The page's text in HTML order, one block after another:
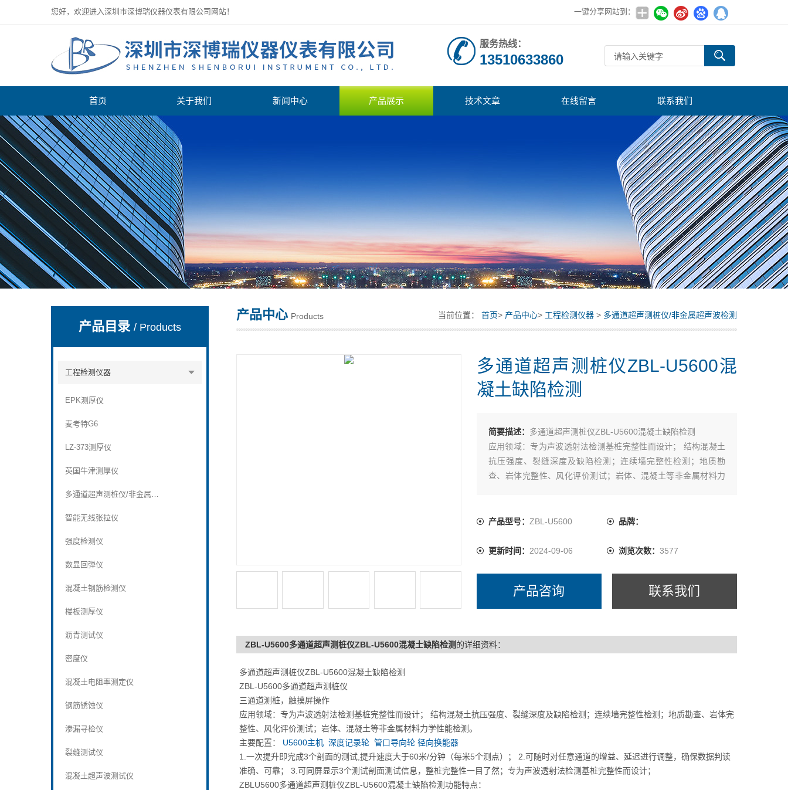
您好，欢迎进入深圳市深博瑞仪器仪表有限公司网站！ 一键分享网站到：
深圳市深博瑞仪器仪表有限公司
服务热线：
13510633860
首页 关于我们 新闻中心 产品展示 技术文章 在线留言 联系我们
产品目录/ Products
工程检测仪器
EPK测厚仪
麦考特G6
LZ-373测厚仪
英国牛津测厚仪
多通道超声测桩仪/非金属超声波检测仪
智能无线张拉仪
强度检测仪
数显回弹仪
混凝土钢筋检测仪
楼板测厚仪
沥青测试仪
密度仪
混凝土电阻率测定仪
钢筋锈蚀仪
渗漏寻检仪
裂缝测试仪
混凝土超声波测试仪
产品中心 Products 当前位置： 首页> 产品中心> 工程检测仪器 > 多通道超声测桩仪/非金属超声波检测
仪
多通道超声测桩仪ZBL-U5600混
凝土缺陷检测
简要描述： 多通道超声测桩仪ZBL-U5600混凝土缺陷检测
应用领域：专为声波透射法检测基桩完整性而设计； 结构混凝土
抗压强度、裂缝深度及缺陷检测；连续墙完整性检测；地质勘
查、岩体完整性、风化评价测试；岩体、混凝土等非金属材料力
产品型号： ZBL-U5600 品牌：
更新时间： 2024-09-06 浏览次数： 3577
产品咨询 联系我们
ZBL-U5600多通道超声测桩仪ZBL-U5600混凝土缺陷检测的详细资料：
多通道超声测桩仪ZBL-U5600混凝土缺陷检测
ZBL-U5600多通道超声测桩仪
三通道测桩，触摸屏操作
应用领域：专为声波透射法检测基桩完整性而设计； 结构混凝土抗压强度、裂缝深度及缺陷检测；连续墙完整性检测；地质勘查、岩体完
整性、风化评价测试；岩体、混凝土等非金属材料力学性能检测。
主要配置：
U5600主机 深度记录轮 管口导向轮 径向换能器
1.一次提升即完成3个剖面的测试,提升速度大于60米/分钟（每米5个测点）； 2.可随时对任意通道的增益、延迟进行调整，确保数据判读
准确、可靠； 3.可同屏显示3个测试剖面测试信息，整桩完整性一目了然；专为声波透射法检测基桩完整性而设计；
ZBLU5600多通道超声测桩仪ZBL-U5600混凝土缺陷检测功能特点：